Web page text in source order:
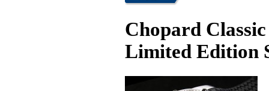
Chopard
Limited Edition